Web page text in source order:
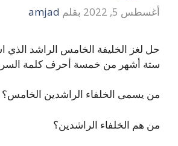
أغسطس 5, 2022 بقلم amjad
حل لغز الخليفة الخامس الراشد الذي
ستة أشهر من خمسة أحرف كلمة السر
من يسمى الخلفاء الراشدين الخامس؟
من هم الخلفاء الراشدين؟